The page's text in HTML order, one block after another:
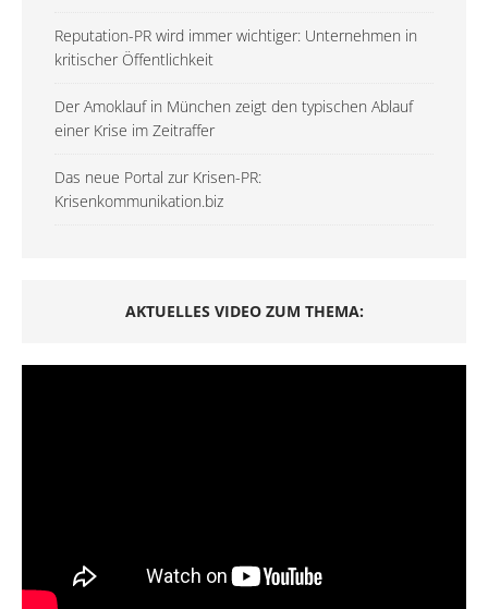
Reputation-PR wird immer wichtiger: Unternehmen in
kritischer Öffentlichkeit
Der Amoklauf in München zeigt den typischen Ablauf
einer Krise im Zeitraffer
Das neue Portal zur Krisen-PR:
Krisenkommunikation.biz
AKTUELLES VIDEO ZUM THEMA: